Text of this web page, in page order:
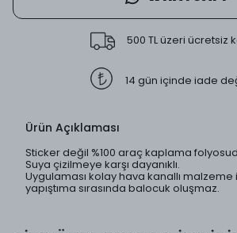
500 TL üzeri ücretsiz
14 gün içinde iade
Ürün Açıklaması
Sticker değil %100 araç kaplama
Suya çizilmeye karşı dayanıklı.
Uygulaması kolay hava kanallı
yapıştıma sırasında balocuk oluşmaz.